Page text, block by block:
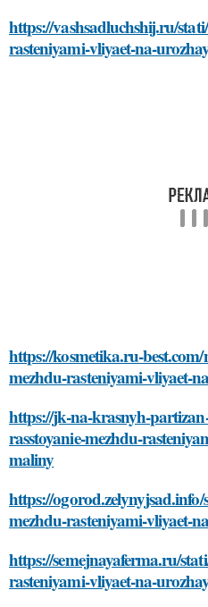
https://vashsadluchshij.ru/
rasteniyami-vliyaet-na-
https://kosmetika.ru-
mezhdu-rasteniyami-vliyaet-
https://jk-na-krasnyh-
rasstoyanie-mezhdu-
maliny
https://
mezhdu-rasteniyami-vliyaet-
https://semejnayaferma.ru/
rasteniyami-vliyaet-na-